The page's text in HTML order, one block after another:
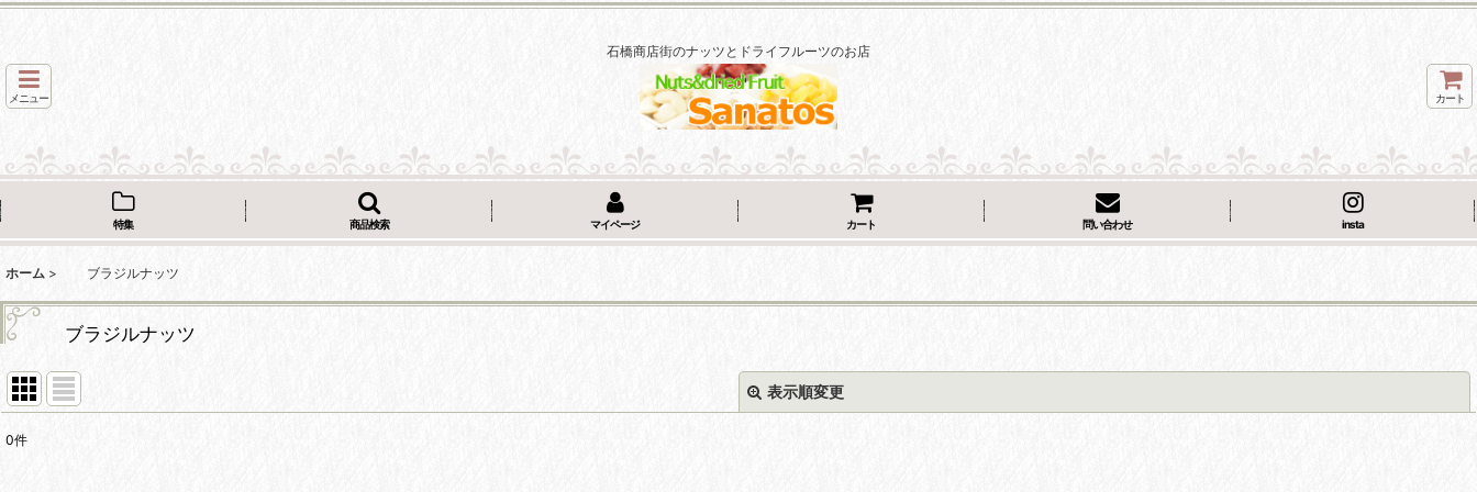
石橋商店街のナッツとドライフルーツのお店
メニュー カート
特集 商品検索 マイページ カート 問い合わせ insta
ホーム > ブラジルナッツ
ブラジルナッツ
表示順変更
0件